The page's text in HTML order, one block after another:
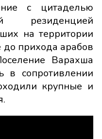
с цитаделью
резиденцией
на территории
до прихода арабов
Варахша
в сопротивлении
крупные и